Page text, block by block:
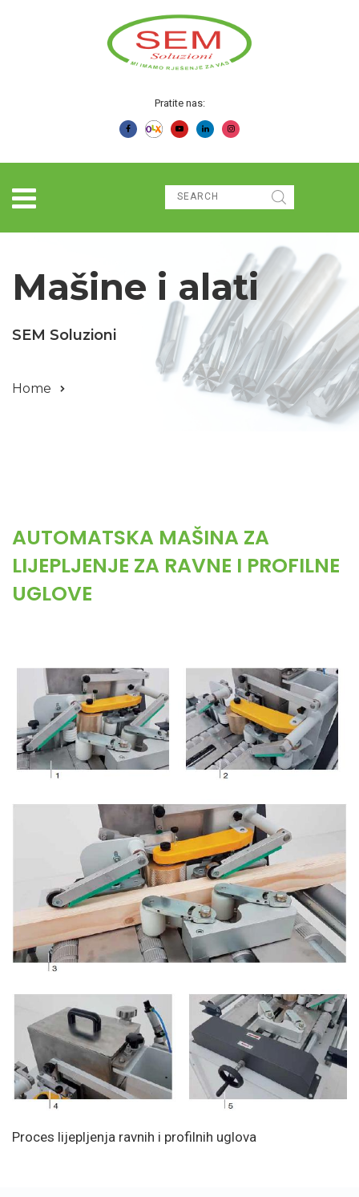
Pratite nas:
Mašine i alati
SEM Soluzioni
Home
AUTOMATSKA MAŠINA ZA
LIJEPLJENJE ZA RAVNE I PROFILNE
UGLOVE
Proces lijepljenja ravnih i profilnih uglova